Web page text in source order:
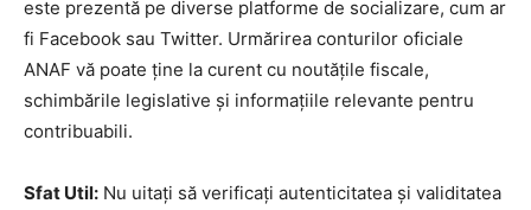
este prezentă pe diverse platforme de socializare, cum ar
fi Facebook sau Twitter. Urmărirea conturilor oficiale
ANAF vă poate ține la curent cu noutățile fiscale,
schimbările legislative și informațiile relevante pentru
contribuabili.
Sfat Util: Nu uitați să verificați autenticitatea și validitatea